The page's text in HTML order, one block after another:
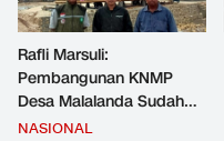
Rafli Marsuli:
Pembangunan KNMP
Desa Malalanda Sudah
Mencapai 69 Persen dan
NASIONAL